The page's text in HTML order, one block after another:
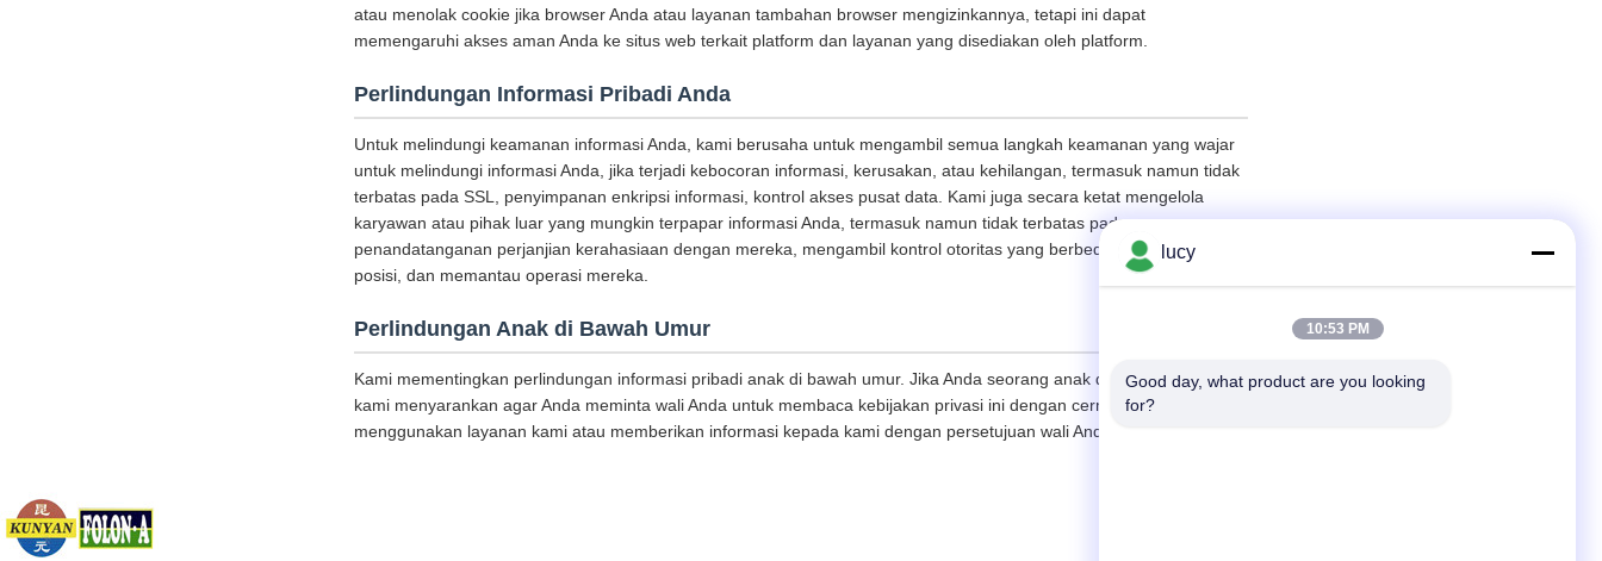
atau menolak cookie jika browser Anda atau layanan tambahan browser mengizinkannya, tetapi ini dapat
memengaruhi akses aman Anda ke situs web terkait platform dan layanan yang disediakan oleh platform.
Perlindungan Informasi Pribadi Anda
Untuk melindungi keamanan informasi Anda, kami berusaha untuk mengambil semua langkah keamanan yang wajar
untuk melindungi informasi Anda, jika terjadi kebocoran informasi, kerusakan, atau kehilangan, termasuk namun tidak
terbatas pada SSL, penyimpanan enkripsi informasi, kontrol akses pusat data. Kami juga secara ketat mengelola
karyawan atau pihak luar yang mungkin terpapar informasi Anda, termasuk namun tidak terbatas pada
penandatanganan perjanjian kerahasiaan dengan mereka, mengambil kontrol otoritas yang berbeda tergantung pada
posisi, dan memantau operasi mereka.
Perlindungan Anak di Bawah Umur
Kami mementingkan perlindungan informasi pribadi anak di bawah umur. Jika Anda seorang anak di bawah umur,
kami menyarankan agar Anda meminta wali Anda untuk membaca kebijakan privasi ini dengan cermat dan
menggunakan layanan kami atau memberikan informasi kepada kami dengan persetujuan wali Anda.
lucy
10:53 PM
Good day, what product are you looking
for?